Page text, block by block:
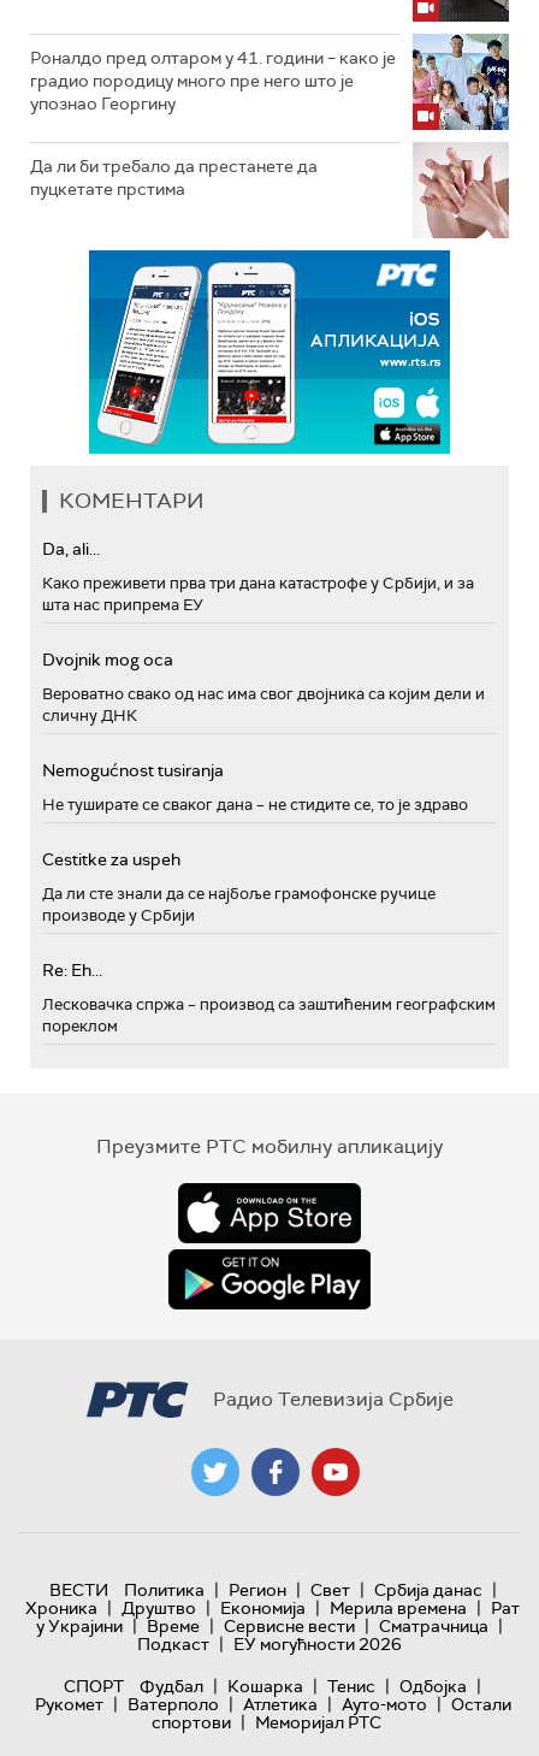
Роналдо пред олтаром у 41. години – како је
градио породицу много пре него што је
упознао Георгину
Да ли би требало да престанете да
пуцкетате прстима
КОМЕНТАРИ
Da, ali...
Како преживети прва три дана катастрофе у Србији, и за
шта нас припрема ЕУ
Dvojnik mog oca
Вероватно свако од нас има свог двојника са којим дели и
сличну ДНК
Nemogućnost tusiranja
Не туширате се сваког дана – не стидите се, то је здраво
Cestitke za uspeh
Да ли сте знали да се најбоље грамофонске ручице
производе у Србији
Re: Eh...
Лесковачка спржа – производ са заштићеним географским
пореклом
Преузмите РТС мобилну апликацију
Радио Телевизија Србије
ВЕСТИ Политика | Регион | Свет | Србија данас |
Хроника | Друштво | Економија | Мерила времена | Рат
у Украјини | Време | Сервисне вести | Сматрачница |
Подкаст | ЕУ могућности 2026
СПОРТ
Фудбал | Кошарка | Тенис | Одбојка |
Рукомет | Ватерполо | Атлетика | Ауто-мото | Остали
спортови | Меморијал РТС